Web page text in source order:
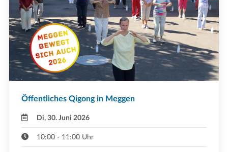
Öffentliches Qigong in Meggen
Di, 30. Juni 2026
10:00 - 11:00 Uhr